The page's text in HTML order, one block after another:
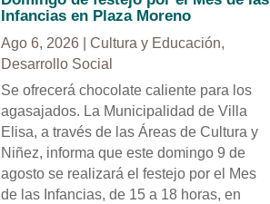
Infancias en Plaza Moreno
Ago 6, 2026| Cultura y Educación,
Desarrollo Social
Se ofrecerá chocolate caliente para los
agasajados. La Municipalidad de Villa
Elisa, a través de las Áreas de Cultura y
Niñez, informa que este domingo 9 de
agosto se realizará el festejo por el Mes
de las Infancias, de 15 a 18 horas, en